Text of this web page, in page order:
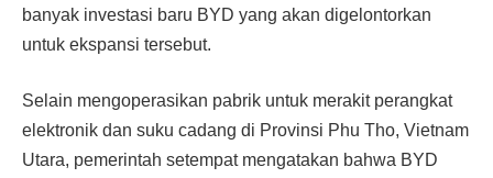
banyak investasi baru BYD yang akan digelontorkan
untuk ekspansi tersebut.
Selain mengoperasikan pabrik untuk merakit perangkat
elektronik dan suku cadang di Provinsi Phu Tho, Vietnam
Utara, pemerintah setempat mengatakan bahwa BYD